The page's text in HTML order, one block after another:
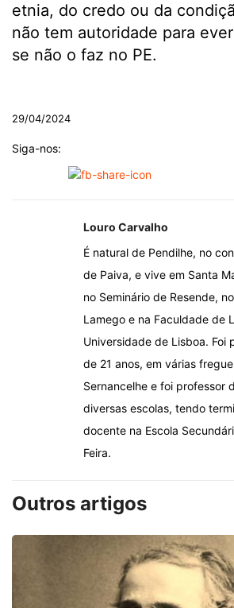
etnia, do credo ou da
não tem autoridade para
se não o faz no PE.
29/04/2024
Siga-nos:
Louro Carvalho
É natural de Pendilhe, no
de Paiva, e vive em Santa
no Seminário de Resende,
Lamego e na Faculdade de
Universidade de Lisboa. Foi
de 21 anos, em várias
Sernancelhe e foi professor
diversas escolas, tendo
docente na Escola
Feira.
Outros artigos